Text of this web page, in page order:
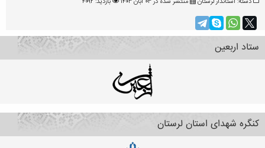
ستاد اربعین
کنگره شهدای استان لرستان